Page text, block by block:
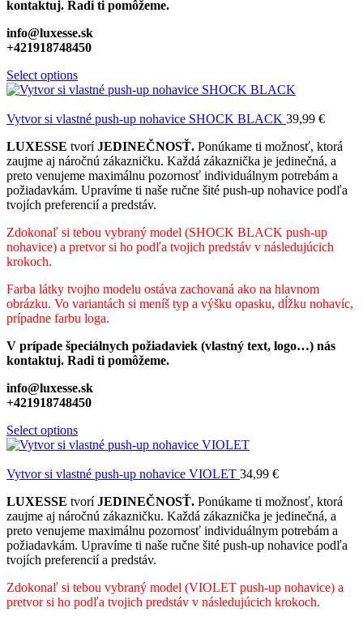
kontaktuj. Radi ti pomôžeme.
info@luxesse.sk
+421918748450
Select options
Vytvor si vlastné push-up nohavice SHOCK BLACK 39,99 €
LUXESSE tvoríJEDINEČNOSŤ. Ponúkame ti možnosť, ktorá
zaujme aj náročnú zákazničku. Každá zákaznička je jedinečná, a
preto venujeme maximálnu pozornosť individuálnym potrebám a
požiadavkám. Upravíme ti naše ručne šité push-up nohavice podľa
tvojích preferencií a predstáv.
Zdokonaľ si tebou vybraný model (SHOCK BLACK push-up
nohavice) a pretvor si ho podľa tvojich predstáv v následujúcich
krokoch.
Farba látky tvojho modelu ostáva zachovaná ako na hlavnom
obrázku. Vo variantách si meníš typ a výšku opasku, dĺžku nohavíc,
prípadne farbu loga.
V prípade špeciálnych požiadaviek (vlastný text, logo…) nás
kontaktuj. Radi ti pomôžeme.
info@luxesse.sk
+421918748450
Select options
Vytvor si vlastné push-up nohavice VIOLET 34,99 €
LUXESSE tvoríJEDINEČNOSŤ. Ponúkame ti možnosť, ktorá
zaujme aj náročnú zákazničku. Každá zákaznička je jedinečná, a
preto venujeme maximálnu pozornosť individuálnym potrebám a
požiadavkám. Upravíme ti naše ručne šité push-up nohavice podľa
tvojích preferencií a predstáv.
Zdokonaľ si tebou vybraný model (VIOLET push-up nohavice) a
pretvor si ho podľa tvojich predstáv v následujúcich krokoch.